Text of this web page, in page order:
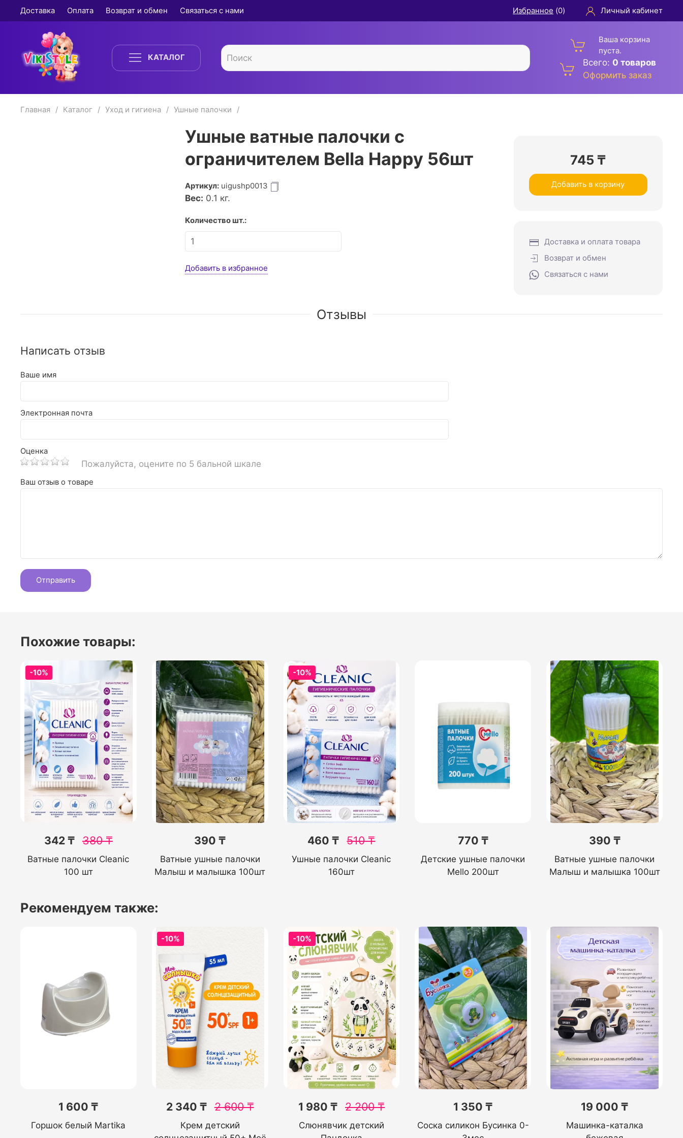
Доставка Оплата Возврат и обмен Связаться с нами Избранное (0) Личный кабинет
КАТАЛОГ
Ваша корзина
пуста.
Всего: 0 товаров
Оформить заказ
Главная Каталог Уход и гигиена Ушные палочки
Ушные ватные палочки с
ограничителем Bella Happy 56шт
Артикул: uigushp0013
Вес: 0.1 кг.
Количество шт.:
Добавить в избранное
745 ₸
Добавить в корзину
Доставка и оплата товара
Возврат и обмен
Связаться с нами
Отзывы
Написать отзыв
Ваше имя
Электронная почта
Оценка
Пожалуйста, оцените по 5 бальной шкале
Ваш отзыв о товаре
Похожие товары:
-10%
342 ₸ 380₸
Ватные палочки Cleanic
100 шт
390 ₸
Ватные ушные палочки
Малыш и малышка 100шт
-10%
460 ₸ 510₸
Ушные палочки Cleanic
160шт
770 ₸
Детские ушные палочки
Mello 200шт
390 ₸
Ватные ушные палочки
Малыш и малышка 100шт
Рекомендуем также:
1 600 ₸
Горшок белый Martika
-10%
2 340 ₸ 2 600₸
Крем детский
-10%
1 980 ₸ 2 200₸
Слюнявчик детский
1 350 ₸
Соска силикон Бусинка 0-
19 000 ₸
Машинка-каталка